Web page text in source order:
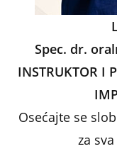
Spec. dr.
INSTRUKTOR I
Osećajte se
za